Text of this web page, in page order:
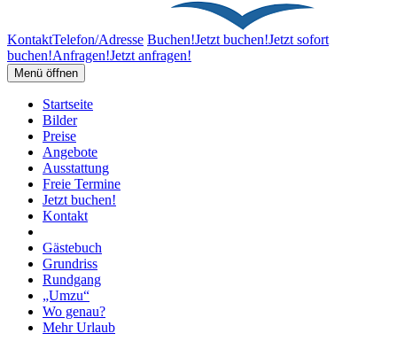
KontaktTelefon/Adresse Buchen!Jetzt buchen!Jetzt sofort
buchen!Anfragen!Jetzt anfragen!
Menü öffnen
Startseite
Bilder
Preise
Angebote
Ausstattung
Freie Termine
Jetzt buchen!
Kontakt
Gästebuch
Grundriss
Rundgang
„Umzu“
Wo genau?
Mehr Urlaub